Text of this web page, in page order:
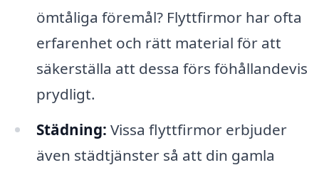
ömtåliga föremål? Flyttfirmor har ofta
erfarenhet och rätt material för att
säkerställa att dessa förs föhållandevis
prydligt.
Städning: Vissa flyttfirmor erbjuder
även städtjänster så att din gamla